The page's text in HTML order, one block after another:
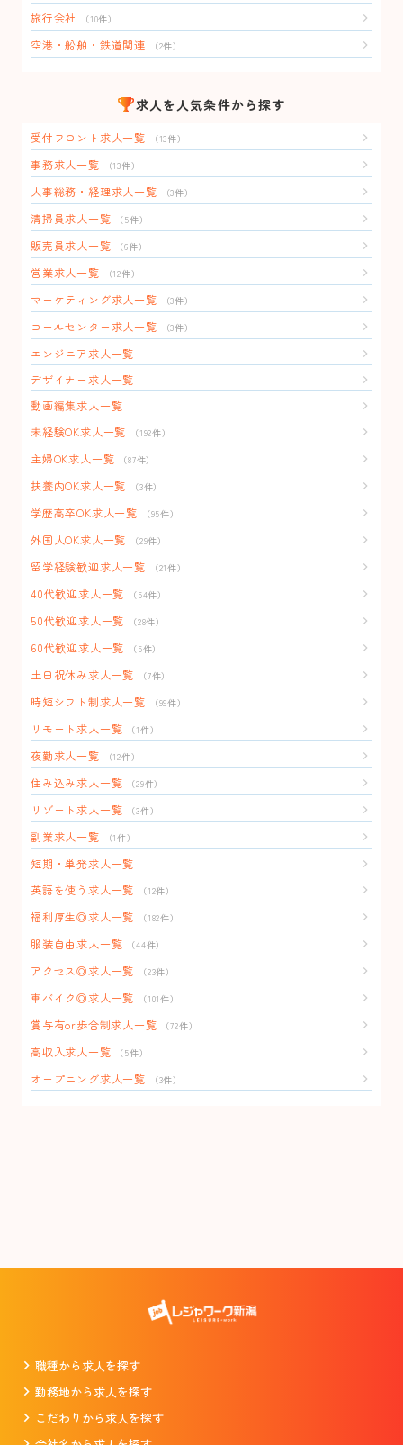
旅行会社 （10件）
空港・船舶・鉄道関連 （2件）
求人を人気条件から探す
受付フロント求人一覧 （13件）
事務求人一覧 （13件）
人事総務・経理求人一覧 （3件）
清掃員求人一覧 （5件）
販売員求人一覧 （6件）
営業求人一覧 （12件）
マーケティング求人一覧 （3件）
コールセンター求人一覧 （3件）
エンジニア求人一覧
デザイナー求人一覧
動画編集求人一覧
未経験OK求人一覧
（192件）
主婦OK求人一覧 （87件）
扶養内OK求人一覧 （3件）
学歴高卒OK求人一覧 （95件）
外国人OK求人一覧 （29件）
留学経験歓迎求人一覧 （21件）
40代歓迎求人一覧 （54件）
50代歓迎求人一覧 （28件）
60代歓迎求人一覧 （5件）
土日祝休み求人一覧 （7件）
時短シフト制求人一覧 （99件）
リモート求人一覧 （1件）
夜勤求人一覧 （12件）
住み込み求人一覧 （29件）
リゾート求人一覧 （3件）
副業求人一覧 （1件）
短期・単発求人一覧
英語を使う求人一覧
（12件）
福利厚生◎求人一覧 （182件）
服装自由求人一覧 （44件）
アクセス◎求人一覧 （23件）
車バイク◎求人一覧 （101件）
賞与有or歩合制求人一覧 （72件）
高収入求人一覧 （5件）
オープニング求人一覧 （3件）
職種から求人を探す
勤務地から求人を探す
こだわりから求人を探す